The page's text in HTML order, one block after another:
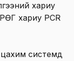
хариу
хариу PCR
системд